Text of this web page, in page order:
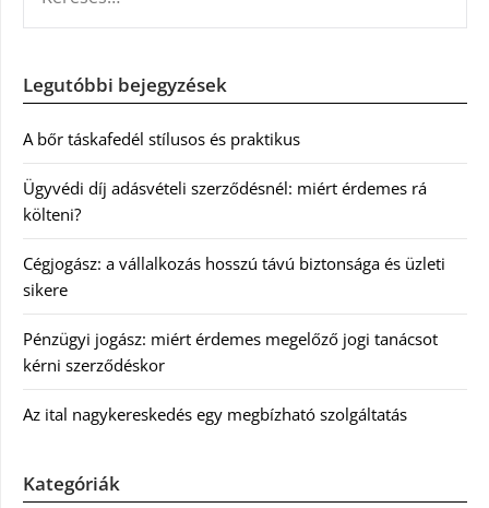
Legutóbbi bejegyzések
A bőr táskafedél stílusos és praktikus
Ügyvédi díj adásvételi szerződésnél: miért érdemes rá
költeni?
Cégjogász: a vállalkozás hosszú távú biztonsága és üzleti
sikere
Pénzügyi jogász: miért érdemes megelőző jogi tanácsot
kérni szerződéskor
Az ital nagykereskedés egy megbízható szolgáltatás
Kategóriák